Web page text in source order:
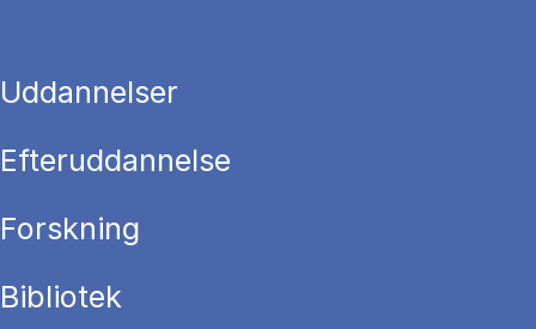
Uddannelser
Efteruddannelse
Forskning
Bibliotek